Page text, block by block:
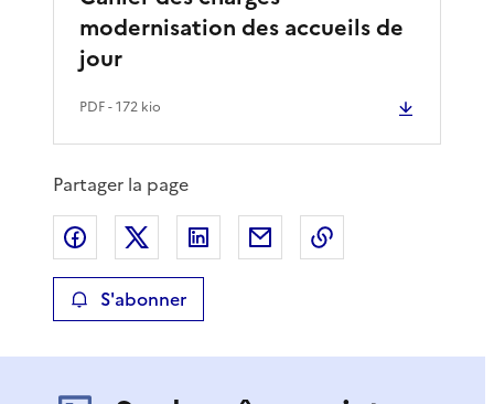
modernisation des accueils de
jour
PDF- 172 kio
Partager la page
Partager sur Facebook
Partager sur XPartager sur LinkedIn
Partager par email
S'abonner